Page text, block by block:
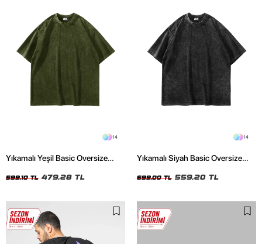
14
Yıkamalı Yeşil Basic Oversize
599,10 TL 479,28 TL
14
Yıkamalı Siyah Basic Oversize
699,00 TL 559,20 TL